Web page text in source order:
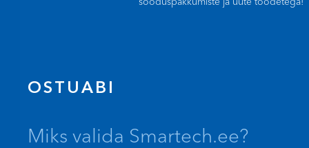
OSTUABI
Miks valida Smartech.ee?